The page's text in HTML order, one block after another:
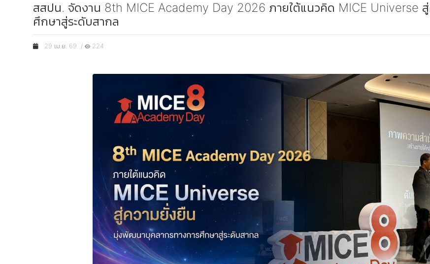
สสปน. จัดงาน 8th MICE Academy Day 2026 ภายใต้แนวคิด MICE Universe
ศึกษาสู่ระดับสากล
29 เม.ย. 69 / 224